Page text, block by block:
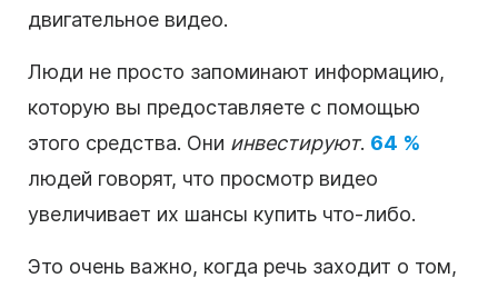
двигательное видео.
Люди не просто запоминают информацию,
которую вы предоставляете с помощью
этого средства. Они инвестируют. 64 %
людей говорят, что просмотр видео
увеличивает их шансы купить что-либо.
Это очень важно, когда речь заходит о том,